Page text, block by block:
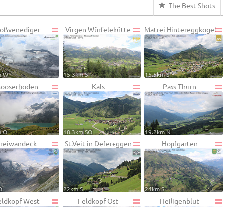
The Best Shots
W
Virgen Würfelehütte
15.3km S
Matrei Hintereggkogel
15.5km S
O
Kals
18.3km SO
Pass Thurn
19.2km N
St.Veit in Defereggen
22km S
Hopfgarten
24km S
West Feldkopf Ost Heiligenblut